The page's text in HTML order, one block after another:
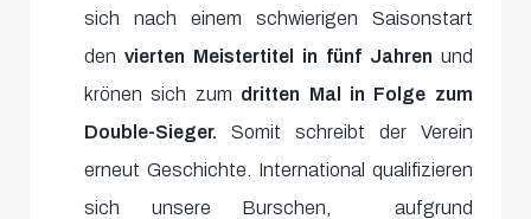
sich nach einem schwierigen Saisonstart
den vierten Meistertitel in fünf Jahren und
krönen sich zum dritten Mal in Folge zum
Double-Sieger. Somit schreibt der Verein
erneut Geschichte. International qualifizieren
sich unsere Burschen, aufgrund